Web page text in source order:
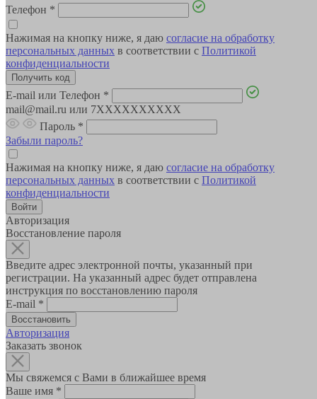
Телефон *
Нажимая на кнопку ниже, я даю согласие на обработку
персональных данных в соответствии с Политикой
конфиденциальности
E-mail или Телефон *
mail@mail.ru или 7XXXXXXXXXX
Пароль *
Забыли пароль?
Нажимая на кнопку ниже, я даю согласие на обработку
персональных данных в соответствии с Политикой
конфиденциальности
Авторизация
Восстановление пароля
Введите адрес электронной почты, указанный при
регистрации. На указанный адрес будет отправлена
инструкция по восстановлению пароля
E-mail *
Авторизация
Заказать звонок
Мы свяжемся с Вами в ближайшее время
Ваше имя *